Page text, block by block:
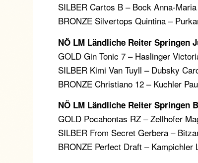
SILBER Cartos B – Bock Anna-
BRONZE Silvertops Quintina –
NÖ LM Ländliche Reiter Springen
GOLD Gin Tonic 7 – Haslinger
SILBER Kimi Van Tuyll – Dubsky
BRONZE Christiano 12 – Kuchler
NÖ LM Ländliche Reiter Springen
GOLD Pocahontas RZ – Zellhofer
SILBER From Secret Gerbera –
BRONZE Perfect Draft – Kampichler